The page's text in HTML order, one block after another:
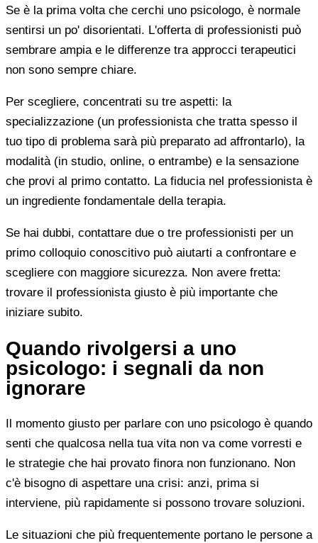
Se è la prima volta che cerchi uno psicologo, è normale
sentirsi un po' disorientati. L'offerta di professionisti può
sembrare ampia e le differenze tra approcci terapeutici
non sono sempre chiare.
Per scegliere, concentrati su tre aspetti: la
specializzazione (un professionista che tratta spesso il
tuo tipo di problema sarà più preparato ad affrontarlo), la
modalità (in studio, online, o entrambe) e la sensazione
che provi al primo contatto. La fiducia nel professionista è
un ingrediente fondamentale della terapia.
Se hai dubbi, contattare due o tre professionisti per un
primo colloquio conoscitivo può aiutarti a confrontare e
scegliere con maggiore sicurezza. Non avere fretta:
trovare il professionista giusto è più importante che
iniziare subito.
Quando rivolgersi a uno
psicologo: i segnali da non
ignorare
Il momento giusto per parlare con uno psicologo è quando
senti che qualcosa nella tua vita non va come vorresti e
le strategie che hai provato finora non funzionano. Non
c'è bisogno di aspettare una crisi: anzi, prima si
interviene, più rapidamente si possono trovare soluzioni.
Le situazioni che più frequentemente portano le persone a